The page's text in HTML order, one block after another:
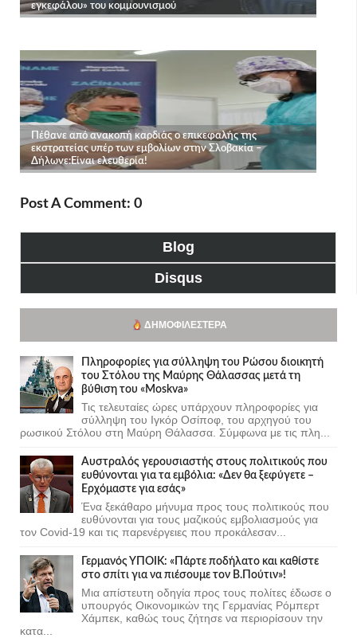
Post A Comment: 0
Blog
Disqus
ΔΗΜΟΦΙΛΈΣΤΕΡΑ
Πληροφορίες για σύλληψη του Ρώσου διοικητή
του Στόλου της Mαύρης Θάλασσας μετά τη
βύθιση του «Moskva»
Τις τελευταίες ώρες υπάρχουν πληροφορίες για
σύλληψη του Ιγκόρ Οσίποφ, του αρχηγού του
ρωσικού Στόλου στη Μαύρη Θάλασσα. Σύμφωνα με τις πλη...
Αυστραλός γερουσιαστής στους πολιτικούς που
ευθύνονται για τα εμβόλια: «Δεν θα ξεφύγετε –
Ερχόμαστε για εσάς»
Ένα ξεκάθαρο μήνυμα προς τους πολιτικούς που
ευθύνονται για τους μαζικούς εμβολιασμούς για
τον Covid-19 και τις παρενέργειες που προκάλεσαν...
Γερμανός ΥΠΟΙΚ: «Πάρτε ποδήλατο και καθίστε
στο σπίτι για να πιέσουμε τον Β.Πούτιν»!
Μια απίστευτη οδηγία προς τους πολίτες έδωσε ο
υπουργός Οικονομικών της Γερμανίας Ρόμπερτ
Χάμπεκ, καθώς τους ζήτησε να περιορίσουν την
κατα...